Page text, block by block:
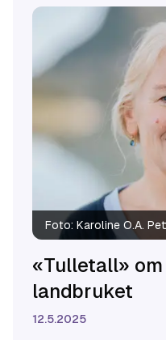
Foto: Karoline O.A.
«Tulletall»
landbruket
12.5.2025